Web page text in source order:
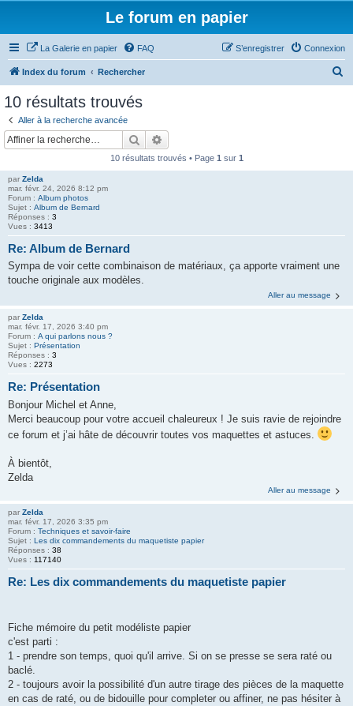
Le forum en papier
La Galerie en papier FAQ Connexion
S’enregistrer
Index du forum Rechercher
10 résultats trouvés
Aller à la recherche avancée
Rechercher
10 résultats trouvés • Page 1 sur 1
par Zelda
mar. févr. 24, 2026 8:12 pm
Forum : Album photos
Sujet : Album de Bernard
Réponses : 3
Vues : 3413
Re: Album de Bernard
Sympa de voir cette combinaison de matériaux, ça apporte vraiment une
touche originale aux modèles.
Aller au message
par Zelda
mar. févr. 17, 2026 3:40 pm
Forum : A qui parlons nous ?
Sujet : Présentation
Réponses : 3
Vues : 2273
Re: Présentation
Bonjour Michel et Anne,
Merci beaucoup pour votre accueil chaleureux ! Je suis ravie de rejoindre
ce forum et j’ai hâte de découvrir toutes vos maquettes et astuces.
À bientôt,
Zelda
Aller au message
par Zelda
mar. févr. 17, 2026 3:35 pm
Forum : Techniques et savoir-faire
Sujet : Les dix commandements du maquetiste papier
Réponses : 38
Vues : 117140
Re: Les dix commandements du maquetiste papier
Fiche mémoire du petit modéliste papier
c'est parti :
1 - prendre son temps, quoi qu'il arrive. Si on se presse se sera raté ou
baclé.
2 - toujours avoir la possibilité d'un autre tirage des pièces de la maquette
en cas de raté, ou de bidouille pour completer ou affiner, ne pas hésiter à